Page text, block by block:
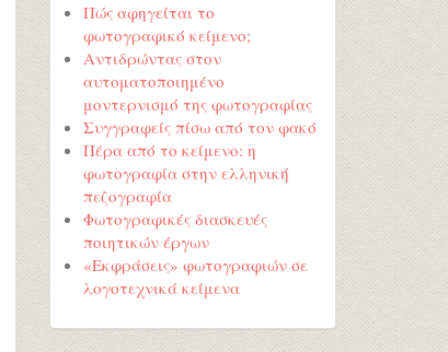
Πώς αφηγείται το
φωτογραφικό κείμενο;
Αντιδρώντας στον
αυτοματοποιημένο
μοντερνισμό της φωτογραφίας
Συγγραφείς πίσω από τον φακό
Πέρα από το κείμενο: η
φωτογραφία στην ελληνική
πεζογραφία
Φωτογραφικές διασκευές
ποιητικών έργων
«Εκφράσεις» φωτογραφιών σε
λογοτεχνικά κείμενα